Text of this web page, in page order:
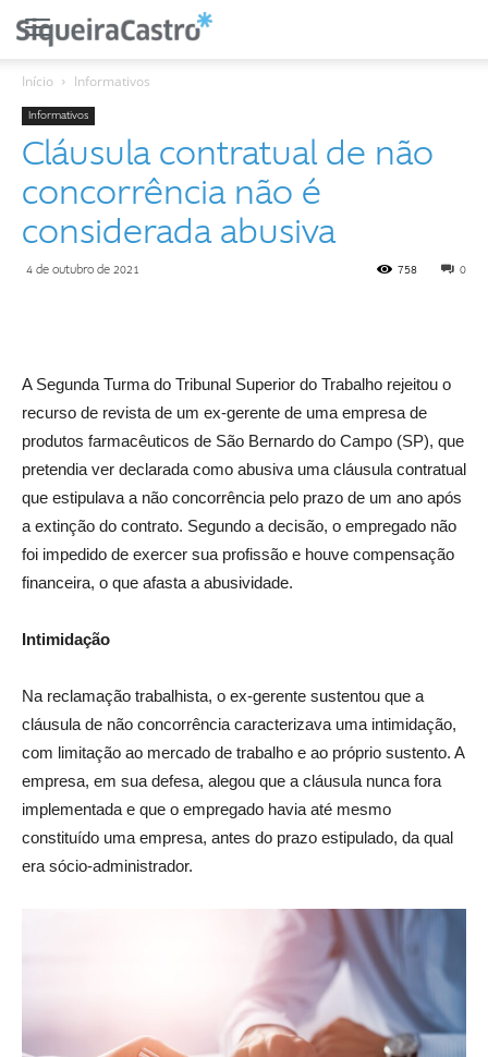
Início Informativos
Informativos
Cláusula contratual de não
concorrência não é
considerada abusiva
4 de outubro de 2021 0
758
A Segunda Turma do Tribunal Superior do Trabalho rejeitou o
recurso de revista de um ex-gerente de uma empresa de
produtos farmacêuticos de São Bernardo do Campo (SP), que
pretendia ver declarada como abusiva uma cláusula contratual
que estipulava a não concorrência pelo prazo de um ano após
a extinção do contrato. Segundo a decisão, o empregado não
foi impedido de exercer sua profissão e houve compensação
financeira, o que afasta a abusividade.
Intimidação
Na reclamação trabalhista, o ex-gerente sustentou que a
cláusula de não concorrência caracterizava uma intimidação,
com limitação ao mercado de trabalho e ao próprio sustento. A
empresa, em sua defesa, alegou que a cláusula nunca fora
implementada e que o empregado havia até mesmo
constituído uma empresa, antes do prazo estipulado, da qual
era sócio-administrador.